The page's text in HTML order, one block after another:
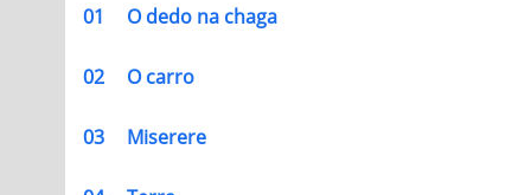
01
O dedo na chaga
02 O carro
03 Miserere